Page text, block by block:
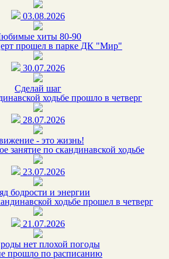
03.08.2026
хиты 80-90
прошел в парке ДК "Мир"
30.07.2026
Сделай шаг
ходьбе прошло в четверг
28.07.2026
- это жизнь!
занятие по скандинавской ходьбе
23.07.2026
бодрости и энергии
ходьбе прошел в четверг
21.07.2026
нет плохой погоды
прошло по расписанию